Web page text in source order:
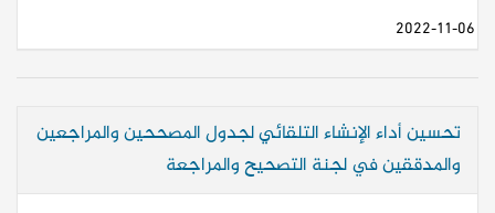
2022-11-06
تحسين أداء الإنشاء التلقائي لجدول المصححين والمراجعين
والمدققين في لجنة التصحيح والمراجعة